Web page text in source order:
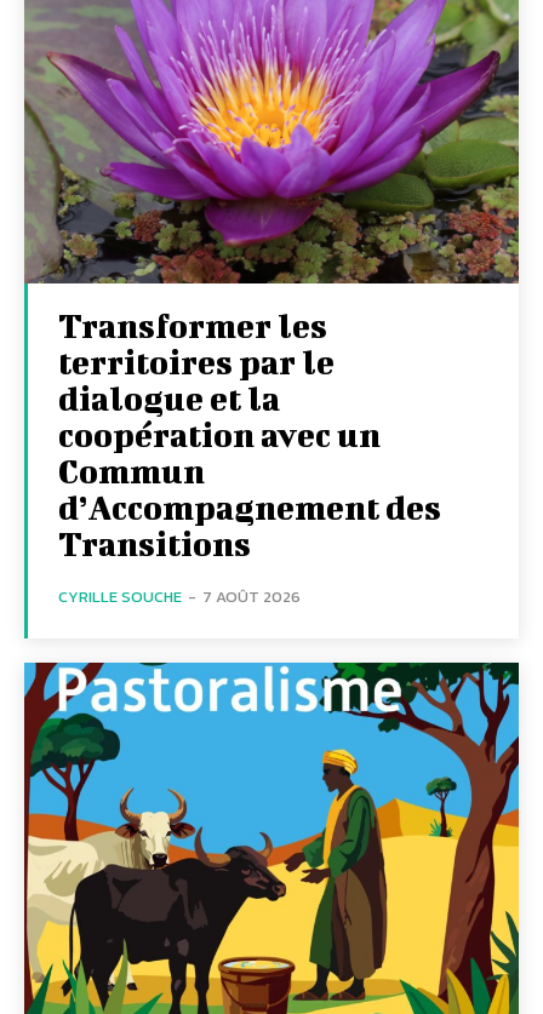
Transformer les
territoires par le
dialogue et la
coopération avec un
Commun
d’Accompagnement des
Transitions
CYRILLE SOUCHE - 7 AOÛT 2026